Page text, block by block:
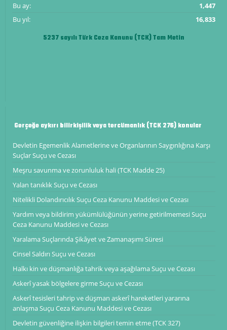
Bu ay:
1,447
Bu yıl:
16,833
5237 sayılı Türk Ceza Kanunu (TCK) Tam Metin
Gerçeğe aykırı bilirkişilik veya tercümanlık (TCK 276) konular
Devletin Egemenlik Alametlerine ve Organlarının Saygınlığına Karşı
Suçlar Suçu ve Cezası
Meşru savunma ve zorunluluk hali (TCK Madde 25)
Yalan tanıklık Suçu ve Cezası
Nitelikli Dolandırıcılık Suçu Ceza Kanunu Maddesi ve Cezası
Yardım veya bildirim yükümlülüğünün yerine getirilmemesi Suçu
Ceza Kanunu Maddesi ve Cezası
Yaralama Suçlarında Şikâyet ve Zamanaşımı Süresi
Cinsel Saldırı Suçu ve Cezası
Halkı kin ve düşmanlığa tahrik veya aşağılama Suçu ve Cezası
Askerî yasak bölgelere girme Suçu ve Cezası
Askerî tesisleri tahrip ve düşman askerî hareketleri yararına
anlaşma Suçu Ceza Kanunu Maddesi ve Cezası
Devletin güvenliğine ilişkin bilgileri temin etme (TCK 327)